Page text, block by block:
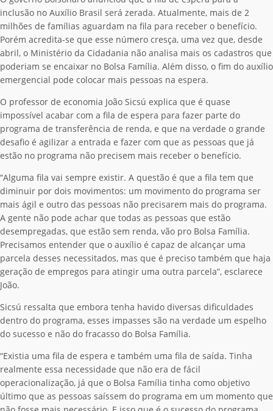
inclusão no Auxílio Brasil será zerada. Atualmente, mais de 2
milhões de famílias aguardam na fila para receber o benefício.
Porém acredita-se que esse número cresça, uma vez que, desde
abril, o Ministério da Cidadania não analisa mais os cadastros que
poderiam se encaixar no Bolsa Família. Além disso, o fim do auxílio
emergencial pode colocar mais pessoas na espera.
O professor de economia João Sicsú explica que é quase
impossível acabar com a fila de espera para fazer parte do
programa de transferência de renda, e que na verdade o grande
desafio é agilizar a entrada e fazer com que as pessoas que já
estão no programa não precisem mais receber o benefício.
“Alguma fila vai sempre existir. A questão é que a fila tem que
diminuir por dois movimentos: um movimento do programa ser
mais ágil e outro das pessoas não precisarem mais do programa.
A gente não pode achar que todas as pessoas que estão
desempregadas, que estão sem renda, vão pro Bolsa Família.
Precisamos entender que o auxílio é capaz de alcançar uma
parcela desses necessitados, mas que é preciso também que haja
geração de empregos para atingir uma outra parcela”, esclarece
João.
Sicsú ressalta que embora tenha havido diversas dificuldades
dentro do programa, esses impasses são na verdade um espelho
do sucesso e não do fracasso do Bolsa Família.
“Existia uma fila de espera e também uma fila de saída. Tinha
realmente essa necessidade que não era de fácil
operacionalização, já que o Bolsa Família tinha como objetivo
último que as pessoas saíssem do programa em um momento que